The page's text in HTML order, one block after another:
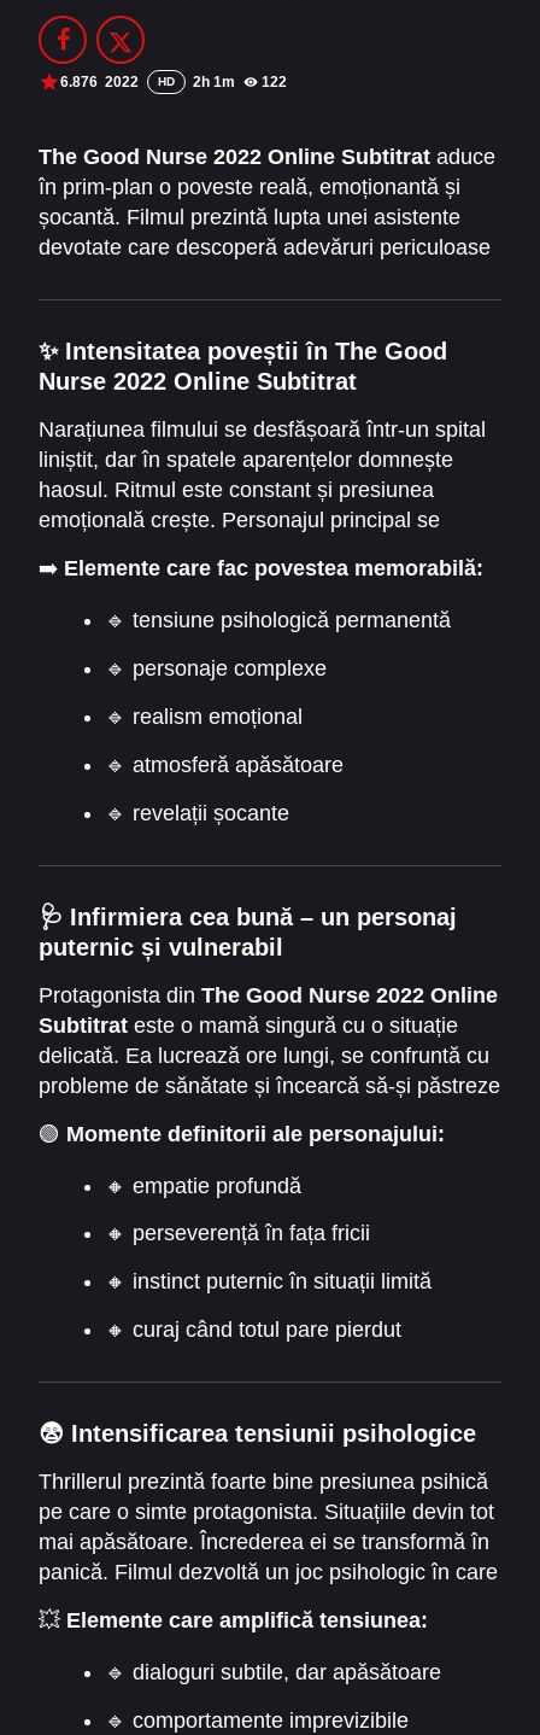
Filme Online 2014
Filme Online 2012
DMCA
SERIALE ONLINE
CONTACT
6.876 2022 HD 2h 1m 122
The Good Nurse 2022 Online Subtitrat aduce
în prim-plan o poveste reală, emoționantă și
șocantă. Filmul prezintă lupta unei asistente
devotate care descoperă adevăruri periculoase
Atmosfera este tensionată și crește constant, iar
personajele sunt construite cu profunzime și
realism. “Infirmiera cea bună
” devine astfel
curaj și moralitate.
✨ Intensitatea poveștii în The Good
Nurse 2022 Online Subtitrat
Narațiunea filmului se desfășoară într-un spital
liniștit, dar în spatele aparențelor domnește
haosul. Ritmul este constant și presiunea
emoțională crește. Personajul principal se
dintre ea și colegul său pare la început sinceră.
Dar comportamentul lui schimbă direcția
poveștii. Această alunecare spre întuneric este
prezentată treptat și credibil.
➡️ Elemente care fac povestea memorabilă:
🔹 tensiune psihologică permanentă
🔹 personaje complexe
🔹 realism emoțional
🔹 atmosferă apăsătoare
🔹 revelații șocante
🩺 Infirmiera cea bună – un personaj
puternic și vulnerabil
Protagonista din The Good Nurse 2022 Online
Subtitrat este o mamă singură cu o situație
delicată. Ea lucrează ore lungi, se confruntă cu
probleme de sănătate și încearcă să-și păstreze
sursa curajului. Descoperă indicii ciudate și
devine tot mai suspicioasă. Fiecare detaliu o
apropie de adevărul dureros.
🟢 Momente definitorii ale personajului:
🔸 empatie profundă
🔸 perseverență în fața fricii
🔸 instinct puternic în situații limită
🔸 curaj când totul pare pierdut
😨 Intensificarea tensiunii psihologice
Thrillerul prezintă foarte bine presiunea psihică
pe care o simte protagonista. Situațiile devin tot
mai apăsătoare. Încrederea ei se transformă în
panică. Filmul dezvoltă un joc psihologic în care
fiecare gest pare suspect. Trecerea de la
siguranță la teamă este graduală. Atmosfera
devine sufocantă, iar pericolul iminent se simte
💥 Elemente care amplifică tensiunea:
🔹 dialoguri subtile, dar apăsătoare
🔹 comportamente imprevizibile